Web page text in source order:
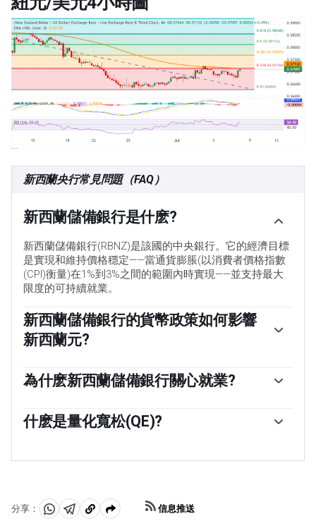
新西蘭央行常見問題（FAQ）
新西蘭儲備銀行是什麽?
新西蘭儲備銀行(RBNZ)是該國的中央銀行。它的經濟目標
是實現和維持價格穩定——當通貨膨脹(以消費者價格指數
(CPI)衡量)在1%到3%之間的範圍內時實現——並支持最大
限度的可持續就業。
新西蘭儲備銀行的貨幣政策如何影響
新西蘭元?
決定適當的官方現金利率(OCR)水平。當通脹高於目標
時，央行將試圖通過提高關鍵的OCR來抑製通脹，提高家
西蘭元(NZD)來說通常是有利的，因為它們會導致更高的
收益率，使新西蘭對投資者更具吸引力。相反，低利率往
為什麽新西蘭儲備銀行關心就業?
動力市場可能會加劇通貨膨脹。新西蘭央行的「最大可持
續就業」目標被定義為勞動力資源的最高利用率，可以隨
業處於最大可持續水平時，將會出現低而穩定的通脹。然
率，以控製通脹。」
什麽是量化寬松(QE)?
量化寬松的貨幣政策工具。量化寬松是指新西蘭央行印製
貨幣供應，刺激經濟活動。量化寬松通常會導致新西蘭元
(NZD)走弱。當僅僅降低利率不太可能實現央行的目標
分享：
分 分 複
信息推送